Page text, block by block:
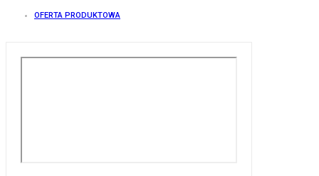
OFERTA PRODUKTOWA